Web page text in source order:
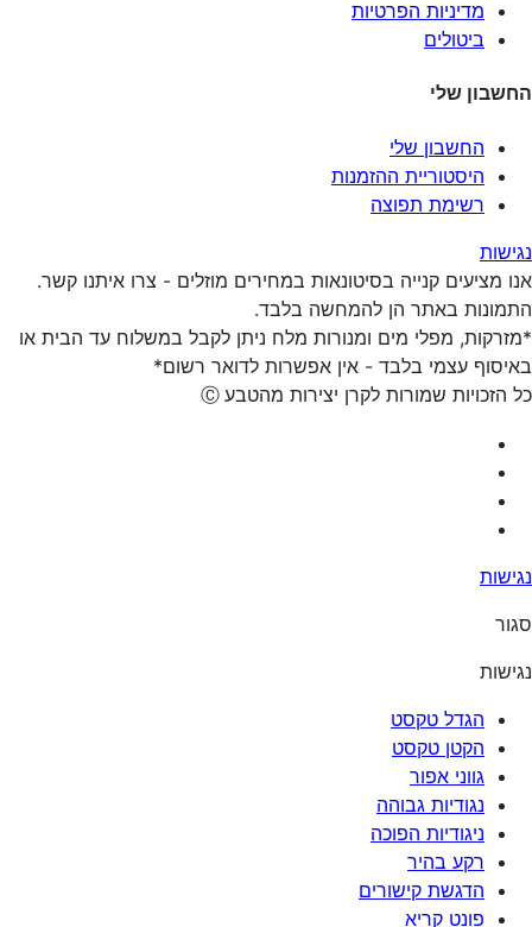
מדיניות הפרטיות
ביטולים
החשבון שלי
החשבון שלי
היסטוריית ההזמנות
רשימת תפוצה
נגישות
אנו מציעים קנייה בסיטונאות במחירים מוזלים - צרו איתנו קשר.
התמונות באתר הן להמחשה בלבד.
*מזרקות, מפלי מים ומנורות מלח ניתן לקבל במשלוח עד הבית או
באיסוף עצמי בלבד - אין אפשרות לדואר רשום*
כל הזכויות שמורות לקרן יצירות מהטבע Ⓒ
נגישות
סגור
נגישות
הגדל טקסט
הקטן טקסט
גווני אפור
נגודיות גבוהה
ניגודיות הפוכה
רקע בהיר
הדגשת קישורים
פונט קריא